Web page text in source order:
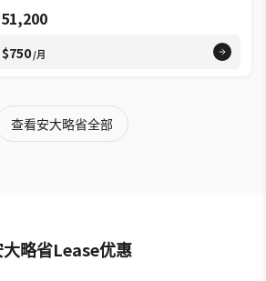
$750/月
查看安大略省全部
略省Lease优惠